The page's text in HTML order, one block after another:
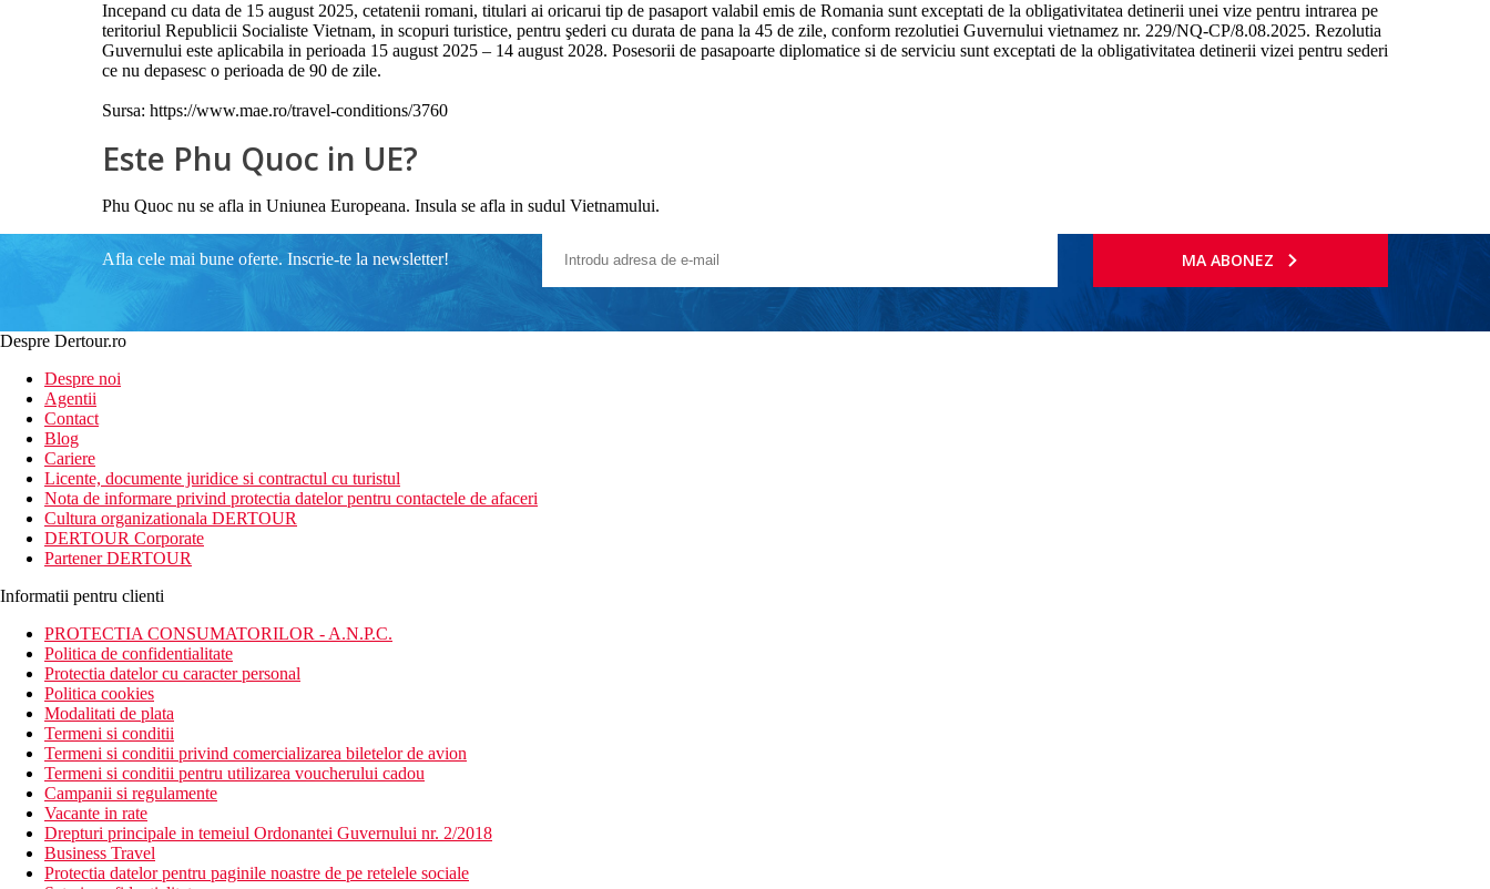
Incepand cu data de 15 august 2025, cetatenii romani, titulari ai oricarui tip de pasaport valabil emis de Romania sunt exceptati de la obligativitatea detinerii unei vize pentru intrarea pe
teritoriul Republicii Socialiste Vietnam, in scopuri turistice, pentru şederi cu durata de pana la 45 de zile, conform rezolutiei Guvernului vietnamez nr. 229/NQ-CP/8.08.2025. Rezolutia
Guvernului este aplicabila in perioada 15 august 2025 – 14 august 2028. Posesorii de pasapoarte diplomatice si de serviciu sunt exceptati de la obligativitatea detinerii vizei pentru sederi
ce nu depasesc o perioada de 90 de zile.
Sursa: https://www.mae.ro/travel-conditions/3760
Este Phu Quoc in UE?
Phu Quoc nu se afla in Uniunea Europeana. Insula se afla in sudul Vietnamului.
Afla cele mai bune oferte. Inscrie-te la newsletter! MA ABONEZ
Despre Dertour.ro
Despre noi
Agentii
Contact
Blog
Cariere
Licente, documente juridice si contractul cu turistul
Nota de informare privind protectia datelor pentru contactele de afaceri
Cultura organizationala DERTOUR
DERTOUR Corporate
Partener DERTOUR
Informatii pentru clienti
PROTECTIA CONSUMATORILOR - A.N.P.C.
Politica de confidentialitate
Protectia datelor cu caracter personal
Politica cookies
Modalitati de plata
Termeni si conditii
Termeni si conditii privind comercializarea biletelor de avion
Termeni si conditii pentru utilizarea voucherului cadou
Campanii si regulamente
Vacante in rate
Drepturi principale in temeiul Ordonantei Guvernului nr. 2/2018
Business Travel
Protectia datelor pentru paginile noastre de pe retelele sociale